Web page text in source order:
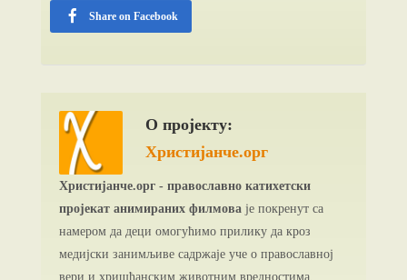
Share on Facebook
О пројекту:
Христијанче.орг
Христијанче.орг - православно катихетски
пројекат анимираних филмова је покренут са
намером да деци омогућимо прилику да кроз
медијски занимљиве садржаје уче о православној
вери и хришћанским животним вредностима.